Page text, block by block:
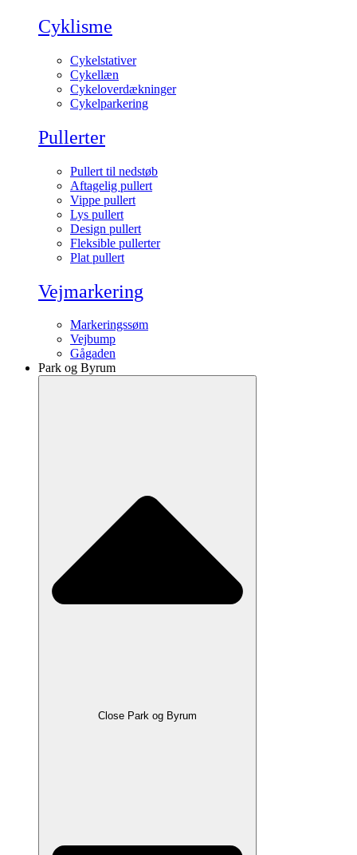
Cyklisme
Cykelstativer
Cykellæn
Cykeloverdækninger
Cykelparkering
Pullerter
Pullert til nedstøb
Aftagelig pullert
Vippe pullert
Lys pullert
Design pullert
Fleksible pullerter
Plat pullert
Vejmarkering
Markeringssøm
Vejbump
Gågaden
Park og Byrum
Close Park og Byrum